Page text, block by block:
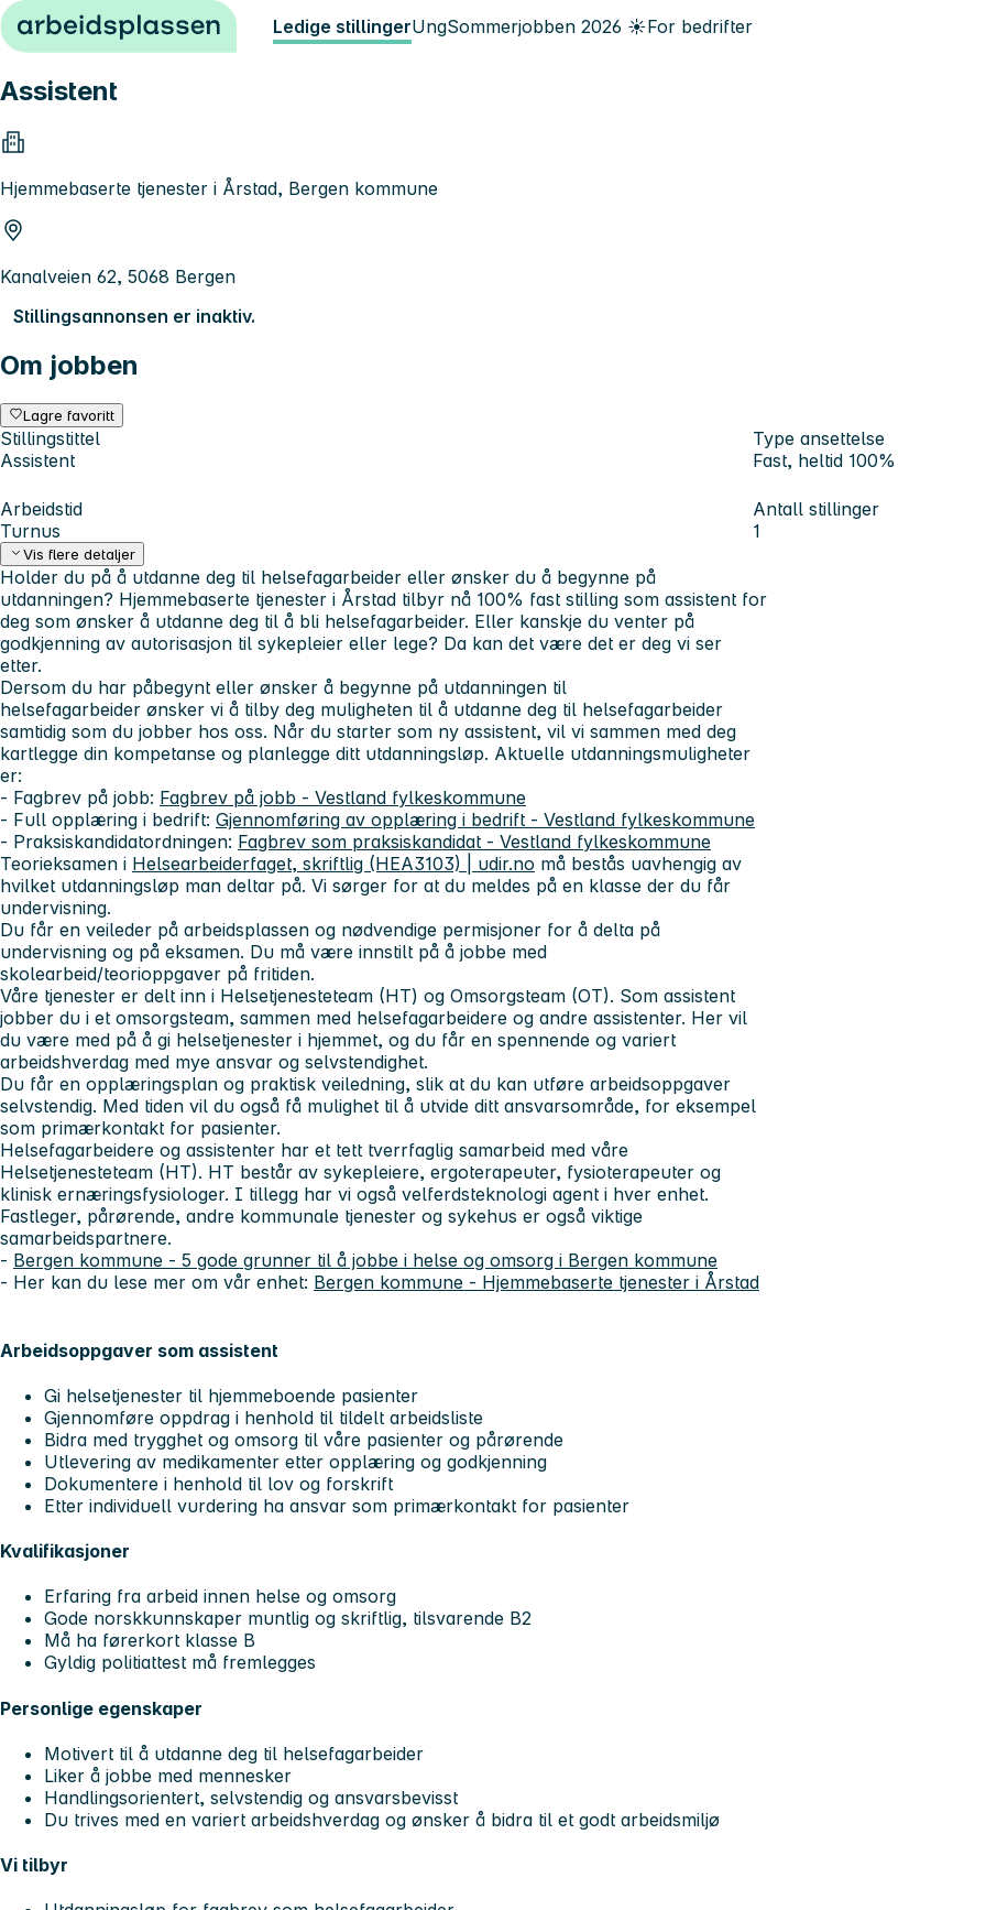
Hopp til innhold Ledige stillingerUngSommerjobben 2026 ☀️For bedrifter
Assistent
Hjemmebaserte tjenester i Årstad, Bergen kommune
Kanalveien 62, 5068 Bergen
Stillingsannonsen er inaktiv.
Om jobben
Lagre favoritt
Stillingstittel
Assistent
Type ansettelse
Fast, heltid 100%
Arbeidstid
Turnus
Antall stillinger
1
Vis flere detaljer
Holder du på å utdanne deg til helsefagarbeider eller ønsker du å begynne på
utdanningen? Hjemmebaserte tjenester i Årstad tilbyr nå 100% fast stilling som assistent for
deg som ønsker å utdanne deg til å bli helsefagarbeider. Eller kanskje du venter på
godkjenning av autorisasjon til sykepleier eller lege? Da kan det være det er deg vi ser
etter.
Dersom du har påbegynt eller ønsker å begynne på utdanningen til
helsefagarbeider ønsker vi å tilby deg muligheten til å utdanne deg til helsefagarbeider
samtidig som du jobber hos oss. Når du starter som ny assistent, vil vi sammen med deg
kartlegge din kompetanse og planlegge ditt utdanningsløp. Aktuelle utdanningsmuligheter
er:
- Fagbrev på jobb: Fagbrev på jobb - Vestland fylkeskommune
- Full opplæring i bedrift: Gjennomføring av opplæring i bedrift - Vestland fylkeskommune
- Praksiskandidatordningen: Fagbrev som praksiskandidat - Vestland fylkeskommune
Teorieksamen i Helsearbeiderfaget, skriftlig (HEA3103) | udir.no må bestås uavhengig av
hvilket utdanningsløp man deltar på. Vi sørger for at du meldes på en klasse der du får
undervisning.
Du får en veileder på arbeidsplassen og nødvendige permisjoner for å delta på
undervisning og på eksamen. Du må være innstilt på å jobbe med
skolearbeid/teorioppgaver på fritiden.
Våre tjenester er delt inn i Helsetjenesteteam (HT) og Omsorgsteam (OT). Som assistent
jobber du i et omsorgsteam, sammen med helsefagarbeidere og andre assistenter. Her vil
du være med på å gi helsetjenester i hjemmet, og du får en spennende og variert
arbeidshverdag med mye ansvar og selvstendighet.
Du får en opplæringsplan og praktisk veiledning, slik at du kan utføre arbeidsoppgaver
selvstendig. Med tiden vil du også få mulighet til å utvide ditt ansvarsområde, for eksempel
som primærkontakt for pasienter.
Helsefagarbeidere og assistenter har et tett tverrfaglig samarbeid med våre
Helsetjenesteteam (HT). HT består av sykepleiere, ergoterapeuter, fysioterapeuter og
klinisk ernæringsfysiologer. I tillegg har vi også velferdsteknologi agent i hver enhet.
Fastleger, pårørende, andre kommunale tjenester og sykehus er også viktige
samarbeidspartnere.
- Bergen kommune - 5 gode grunner til å jobbe i helse og omsorg i Bergen kommune
- Her kan du lese mer om vår enhet: Bergen kommune - Hjemmebaserte tjenester i Årstad
Arbeidsoppgaver som assistent
Gi helsetjenester til hjemmeboende pasienter
Gjennomføre oppdrag i henhold til tildelt arbeidsliste
Bidra med trygghet og omsorg til våre pasienter og pårørende
Utlevering av medikamenter etter opplæring og godkjenning
Dokumentere i henhold til lov og forskrift
Etter individuell vurdering ha ansvar som primærkontakt for pasienter
Kvalifikasjoner
Erfaring fra arbeid innen helse og omsorg
Gode norskkunnskaper muntlig og skriftlig, tilsvarende B2
Må ha førerkort klasse B
Gyldig politiattest må fremlegges
Personlige egenskaper
Motivert til å utdanne deg til helsefagarbeider
Liker å jobbe med mennesker
Handlingsorientert, selvstendig og ansvarsbevisst
Du trives med en variert arbeidshverdag og ønsker å bidra til et godt arbeidsmiljø
Vi tilbyr